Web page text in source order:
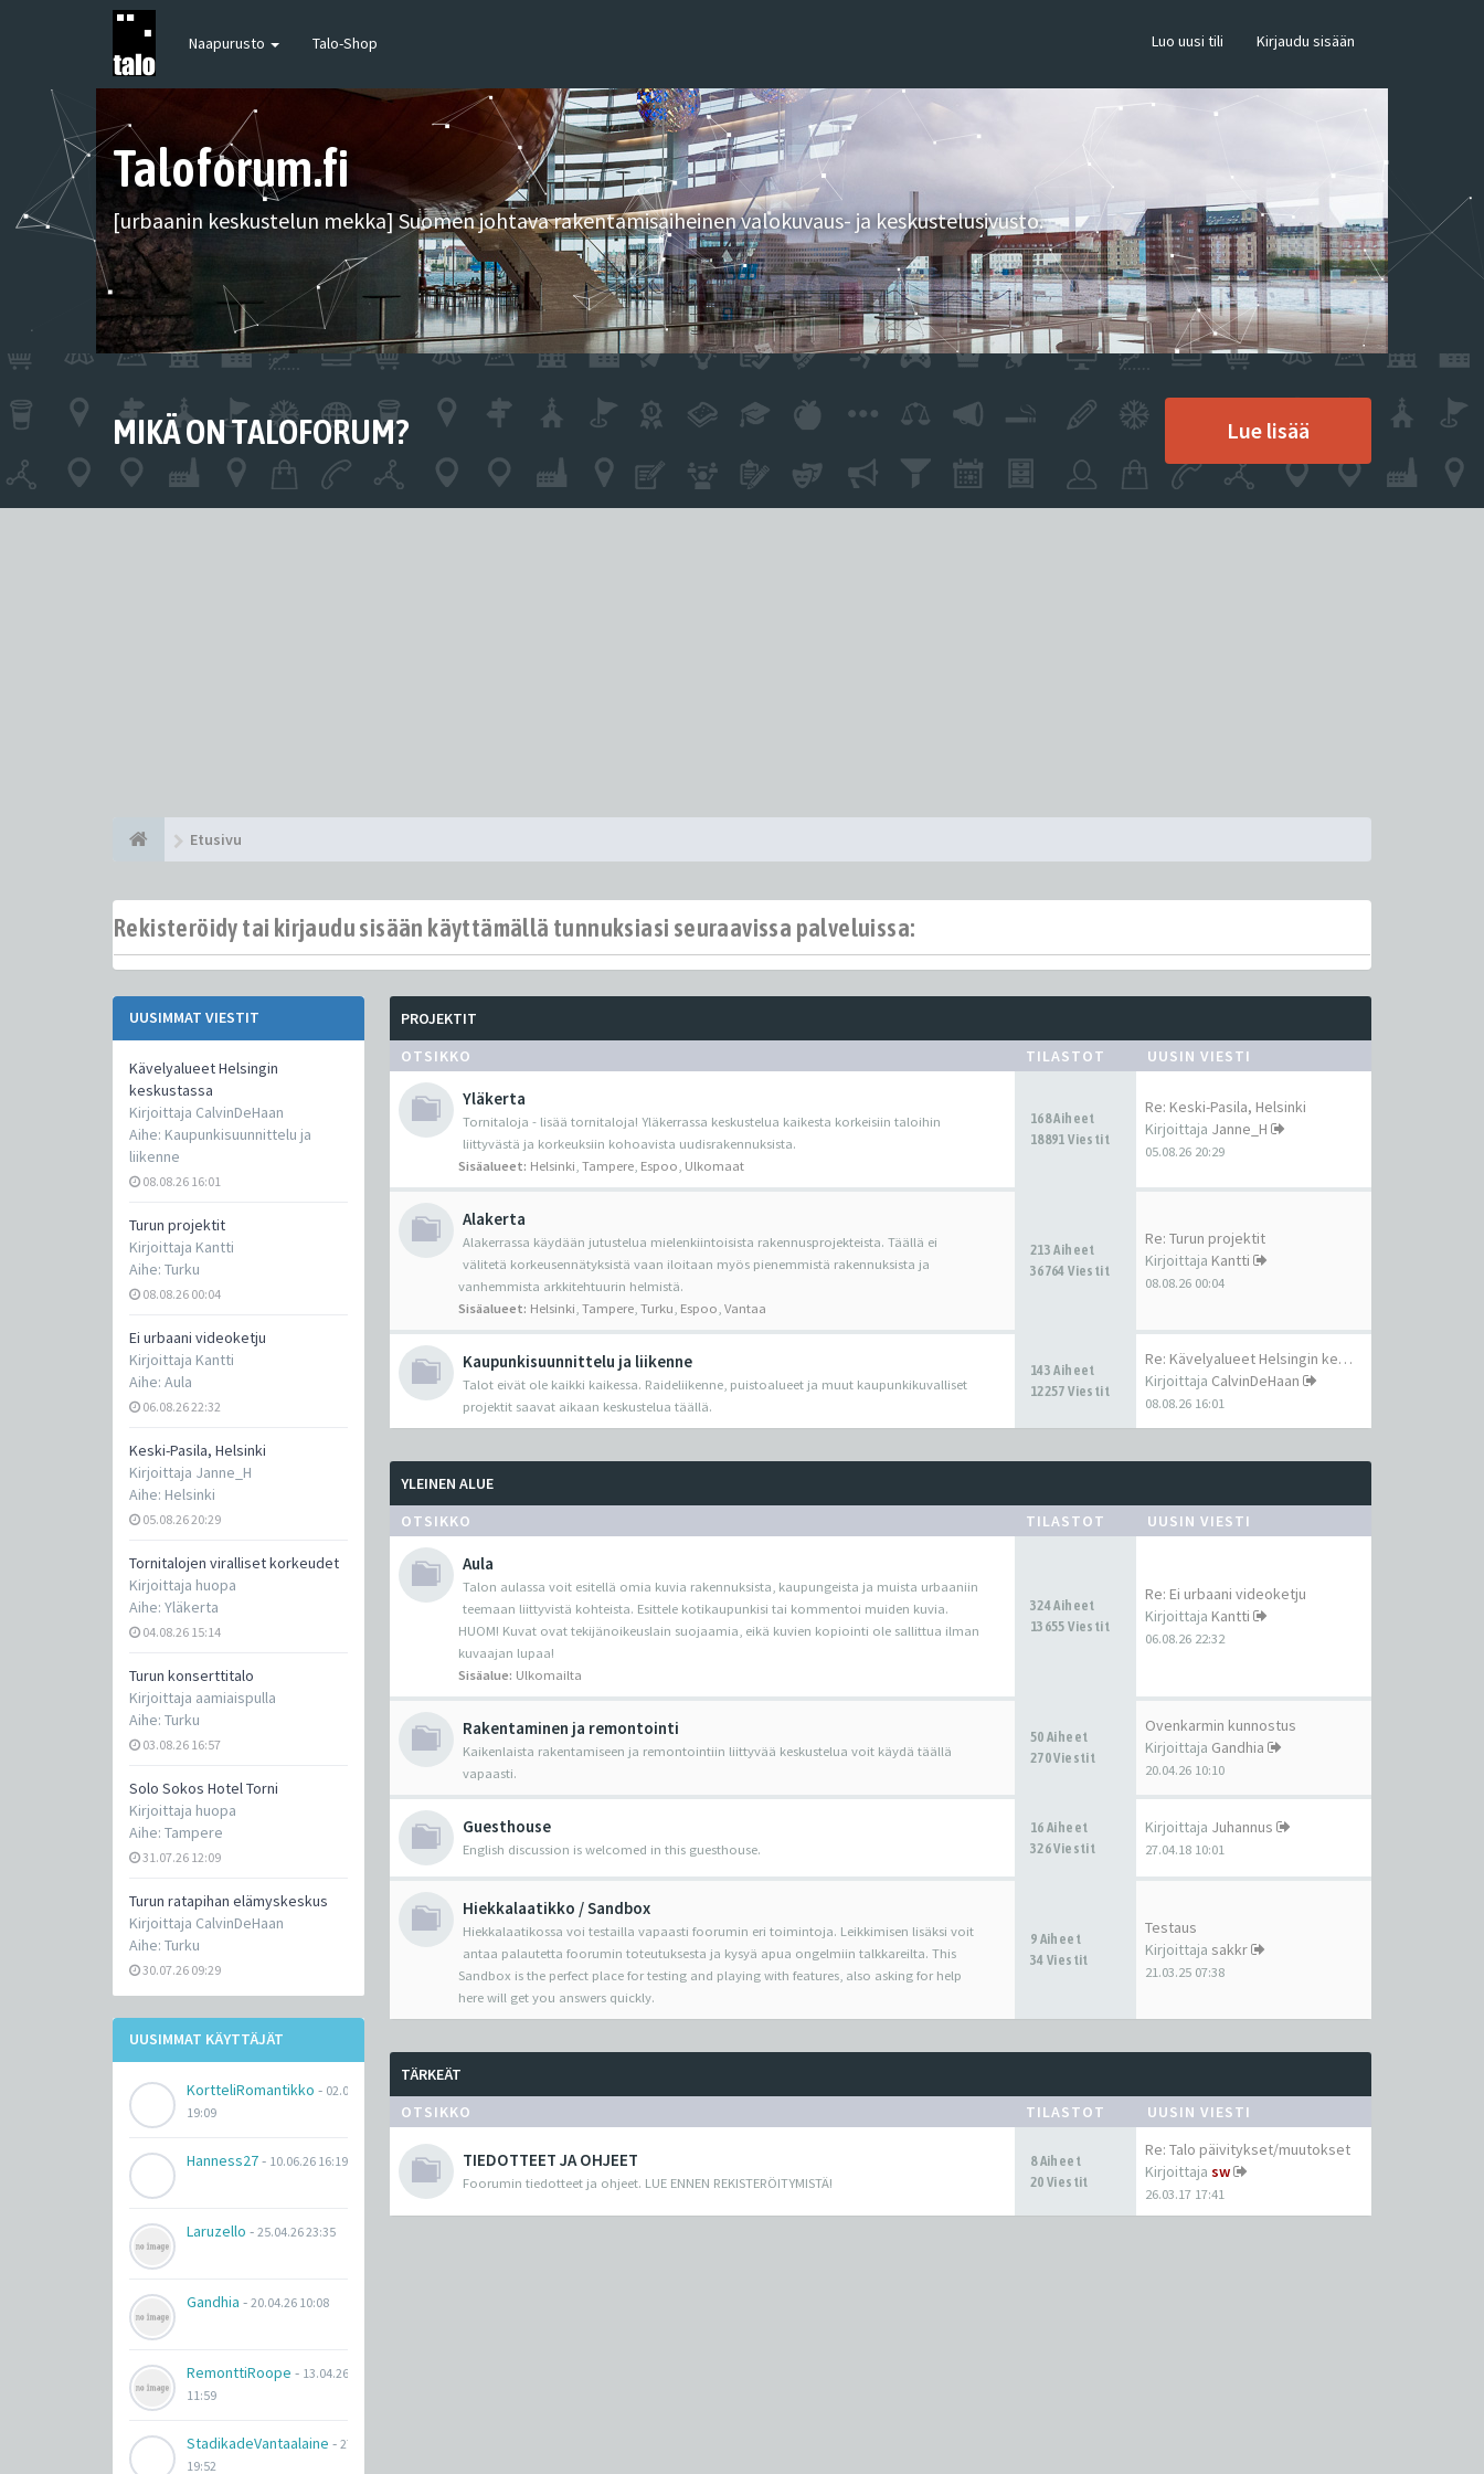
Naapurusto Talo-Shop Luo uusi tili Kirjaudu sisään
Taloforum.fi
[urbaanin keskustelun mekka] Suomen johtava rakentamisaiheinen valokuvaus- ja keskustelusivusto.
MIKÄ ON TALOFORUM? Lue lisää
Etusivu
Rekisteröidy tai kirjaudu sisään käyttämällä tunnuksiasi seuraavissa palveluissa:
UUSIMMAT VIESTIT
Kävelyalueet Helsingin
keskustassa
Kirjoittaja CalvinDeHaan
Aihe: Kaupunkisuunnittelu ja
liikenne
08.08.26 16:01
Turun projektit
Kirjoittaja Kantti
Aihe: Turku
08.08.26 00:04
Ei urbaani videoketju
Kirjoittaja Kantti
Aihe: Aula
06.08.26 22:32
Keski-Pasila, Helsinki
Kirjoittaja Janne_H
Aihe: Helsinki
05.08.26 20:29
Tornitalojen viralliset korkeudet
Kirjoittaja huopa
Aihe: Yläkerta
04.08.26 15:14
Turun konserttitalo
Kirjoittaja aamiaispulla
Aihe: Turku
03.08.26 16:57
Solo Sokos Hotel Torni
Kirjoittaja huopa
Aihe: Tampere
31.07.26 12:09
Turun ratapihan elämyskeskus
Kirjoittaja CalvinDeHaan
Aihe: Turku
30.07.26 09:29
UUSIMMAT KÄYTTÄJÄT
KortteliRomantikko - 02.07.26
19:09
Hanness27- 10.06.26 16:19
Laruzello - 25.04.26 23:35
Gandhia - 20.04.26 10:08
RemonttiRoope - 13.04.26
11:59
StadikadeVantaalaine - 27.03.26
19:52
PROJEKTIT
OTSIKKO
TILASTOT UUSIN VIESTI
Yläkerta
Tornitaloja - lisää tornitaloja! Yläkerrassa keskustelua kaikesta korkeisiin taloihin
liittyvästä ja korkeuksiin kohoavista uudisrakennuksista.
Sisäalueet: Helsinki Tampere, Espoo Ulkomaat
168 Aiheet
18891 Viestit
Re: Keski-Pasila, Helsinki
Kirjoittaja Janne_H
05.08.26 20:29
Alakerta
Alakerrassa käydään jutustelua mielenkiintoisista rakennusprojekteista. Täällä ei
välitetä korkeusennätyksistä vaan iloitaan myös pienemmistä rakennuksista ja
vanhemmista arkkitehtuurin helmistä.
Sisäalueet: Helsinki Tampere, Turku Espoo Vantaa
213 Aiheet
36764 Viestit
Re: Turun projektit
Kirjoittaja Kantti
08.08.26 00:04
Kaupunkisuunnittelu ja liikenne
Talot eivät ole kaikki kaikessa. Raideliikenne, puistoalueet ja muut kaupunkikuvalliset
projektit saavat aikaan keskustelua täällä.
143 Aiheet
12257 Viestit
Re: Kävelyalueet Helsingin ke…
Kirjoittaja CalvinDeHaan
08.08.26 16:01
YLEINEN ALUE
OTSIKKO
TILASTOT UUSIN VIESTI
Aula
Talon aulassa voit esitellä omia kuvia rakennuksista, kaupungeista ja muista urbaaniin
teemaan liittyvistä kohteista. Esittele kotikaupunkisi tai kommentoi muiden kuvia.
HUOM! Kuvat ovat tekijänoikeuslain suojaamia, eikä kuvien kopiointi ole sallittua ilman
kuvaajan lupaa!
Sisäalue: Ulkomailta
324 Aiheet
13655 Viestit
Re: Ei urbaani videoketju
Kirjoittaja Kantti
06.08.26 22:32
Rakentaminen ja remontointi
Kaikenlaista rakentamiseen ja remontointiin liittyvää keskustelua voit käydä täällä
vapaasti.
50 Aiheet
270 Viestit
Ovenkarmin kunnostus
Kirjoittaja Gandhia
20.04.26 10:10
Guesthouse
English discussion is welcomed in this guesthouse.
16 Aiheet
326 Viestit
Kirjoittaja Juhannus
27.04.18 10:01
Hiekkalaatikko / Sandbox
Hiekkalaatikossa voi testailla vapaasti foorumin eri toimintoja. Leikkimisen lisäksi voit
antaa palautetta foorumin toteutuksesta ja kysyä apua ongelmiin talkkareilta. This
Sandbox is the perfect place for testing and playing with features, also asking for help
here will get you answers quickly.
9 Aiheet
34 Viestit
Testaus
Kirjoittaja sakkr
21.03.25 07:38
TÄRKEÄT
OTSIKKO
TILASTOT UUSIN VIESTI
TIEDOTTEET JA OHJEET
Foorumin tiedotteet ja ohjeet. LUE ENNEN REKISTERÖITYMISTÄ!
8 Aiheet
20 Viestit
Re: Talo päivitykset/muutokset
Kirjoittaja sw
26.03.17 17:41